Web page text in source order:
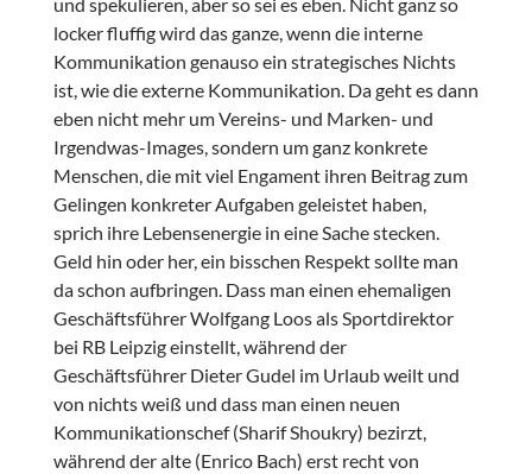
und spekulieren, aber so sei es eben. Nicht ganz so
locker fluffig wird das ganze, wenn die interne
Kommunikation genauso ein strategisches Nichts
ist, wie die externe Kommunikation. Da geht es dann
eben nicht mehr um Vereins- und Marken- und
Irgendwas-Images, sondern um ganz konkrete
Menschen, die mit viel Engament ihren Beitrag zum
Gelingen konkreter Aufgaben geleistet haben,
sprich ihre Lebensenergie in eine Sache stecken.
Geld hin oder her, ein bisschen Respekt sollte man
da schon aufbringen. Dass man einen ehemaligen
Geschäftsführer Wolfgang Loos als Sportdirektor
bei RB Leipzig einstellt, während der
Geschäftsführer Dieter Gudel im Urlaub weilt und
von nichts weiß und dass man einen neuen
Kommunikationschef (Sharif Shoukry) bezirzt,
während der alte (Enrico Bach) erst recht von